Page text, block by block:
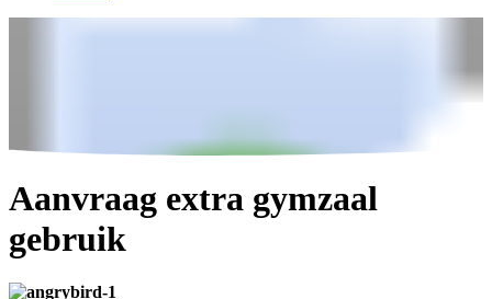
Aanvraag extra gymzaal
gebruik